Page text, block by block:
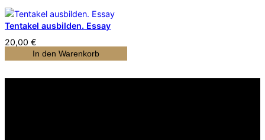
Tentakel ausbilden. Essay
20,00 €
In den Warenkorb